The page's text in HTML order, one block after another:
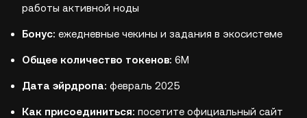
работы активной ноды
Бонус: ежедневные чекины и задания в экосистеме
Общее количество токенов: 6M
Дата эйрдропа: февраль 2025
Как присоединиться: посетите официальный сайт